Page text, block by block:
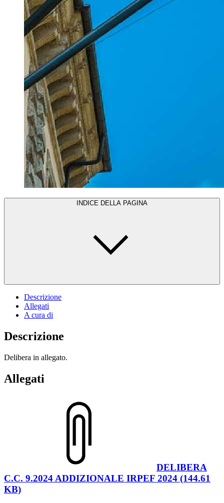
INDICE DELLA PAGINA
Descrizione
Allegati
A cura di
Descrizione
Delibera in allegato.
Allegati
DELIBERA
C.C. 9.2024 ADDIZIONALE IRPEF 2024 (144.61
KB)